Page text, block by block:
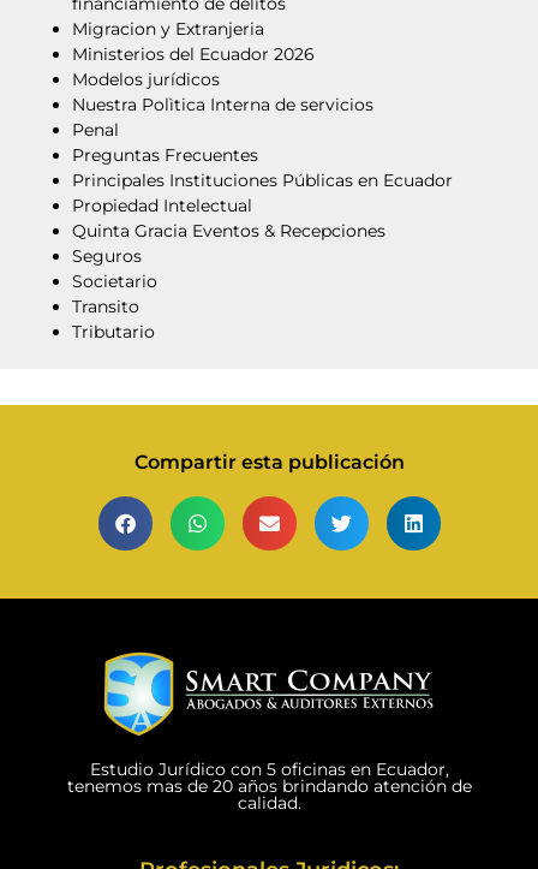
Migracion y Extranjeria
Ministerios del Ecuador 2026
Modelos jurídicos
Nuestra Polìtica Interna de servicios
Penal
Preguntas Frecuentes
Principales Instituciones Públicas en Ecuador
Propiedad Intelectual
Quinta Gracia Eventos & Recepciones
Seguros
Societario
Transito
Tributario
Compartir esta publicación
Estudio Jurídico con 5 oficinas en Ecuador,
tenemos mas de 20 años brindando atención de
calidad.